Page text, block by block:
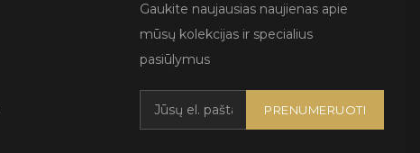
Gaukite naujausias naujienas apie
mūsų kolekcijas ir specialius
pasiūlymus
PRENUMERUOTI